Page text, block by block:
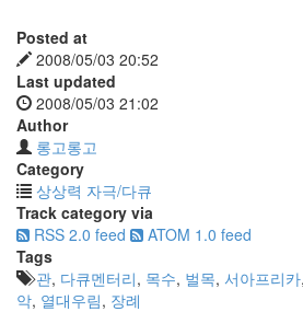
Posted at
2008/05/03 20:52
Last updated
2008/05/03 21:02
Author
롱고롱고
Category
상상력 자극/다큐
Track category via
RSS 2.0 feed
ATOM 1.0 feed
Tags
관, 다큐멘터리, 목수, 벌목, 서아프리카,
악, 열대우림, 장례